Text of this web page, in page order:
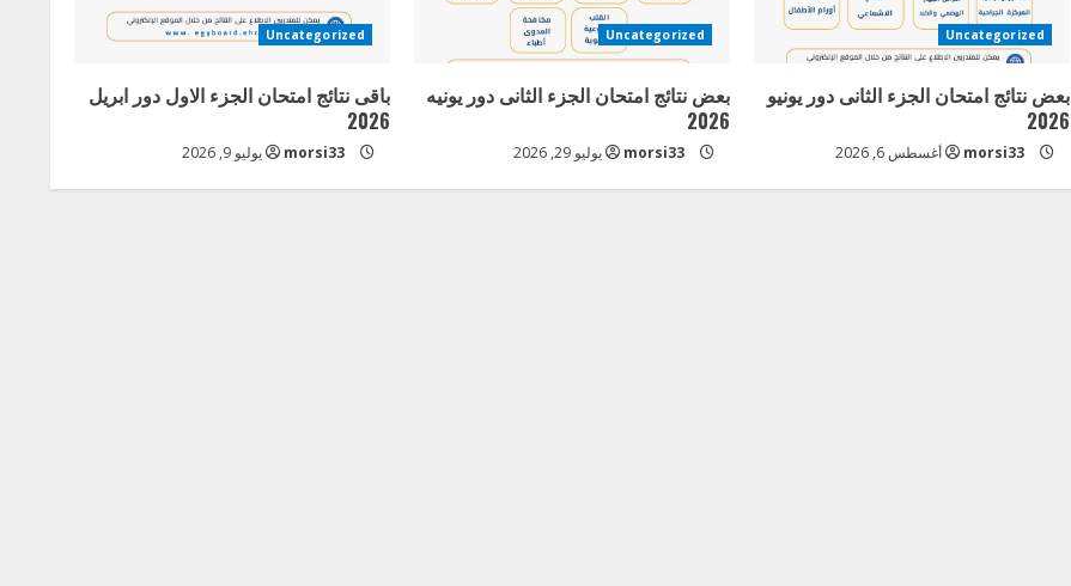
R
e
Uncategorized
بعض نتائج امتحان الجزء الثانى دور يونيو
2026
morsi33 أغسطس 6, 2026
Uncategorized
بعض نتائج امتحان الجزء الثانى دور يونيه
2026
morsi33 يوليو 29, 2026
Uncategorized
باقى نتائج امتحان الجزء الاول دور ابريل
2026
morsi33 يوليو 9, 2026